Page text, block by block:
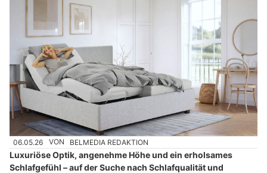
06.05.26 VON BELMEDIA REDAKTION
Luxuriöse Optik, angenehme Höhe und ein erholsames
Schlafgefühl – auf der Suche nach Schlafqualität und